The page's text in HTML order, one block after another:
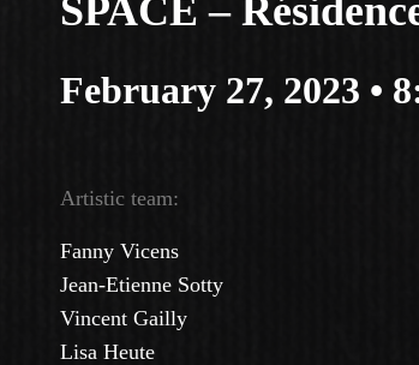
SPACE –
February 27, 2023 •
Artistic team:
Fanny Vicens
Jean-Etienne Sotty
Vincent Gailly
Lisa Heute